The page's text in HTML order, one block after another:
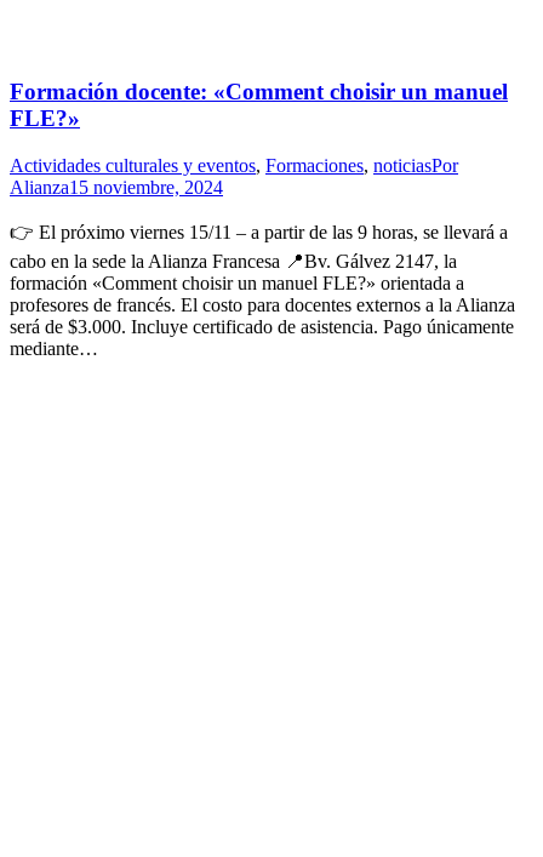
Formación docente: «Comment choisir un manuel
FLE?»
Actividades culturales y eventos, Formaciones, noticiasPor
Alianza15 noviembre, 2024
👉 El próximo viernes 15/11 – a partir de las 9 horas, se llevará a
cabo en la sede la Alianza Francesa 📍Bv. Gálvez 2147, la
formación «Comment choisir un manuel FLE?» orientada a
profesores de francés. El costo para docentes externos a la Alianza
será de $3.000. Incluye certificado de asistencia. Pago únicamente
mediante…